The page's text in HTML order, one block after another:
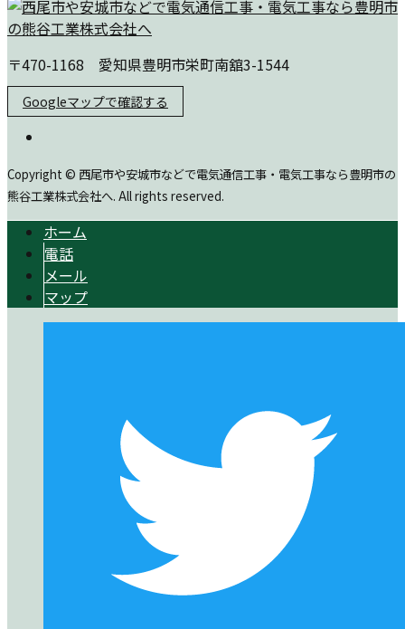
〒470-1168 愛知県豊明市栄町南舘3-1544
Googleマップで確認する
Copyright © 西尾市や安城市などで電気通信工事・電気工事なら豊明市の
熊谷工業株式会社へ. All rights reserved.
ホーム
電話
メール
マップ